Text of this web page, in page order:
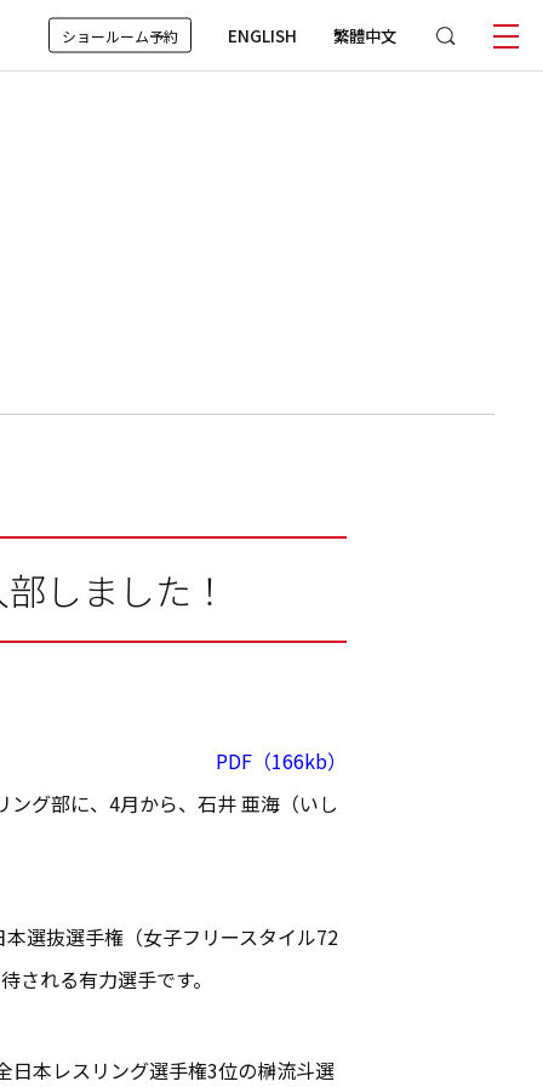
ショールーム予約 ENGLISH 繁體中文
しました！
PDF（166kb）
グ部に、4月から、石井 亜海（いし
選抜選手権（女子フリースタイル72
れる有力選手です。
本レスリング選手権3位の榊流斗選